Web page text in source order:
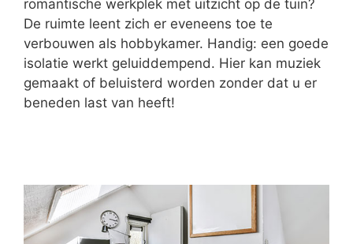
romantische werkplek met uitzicht op de tuin?
De ruimte leent zich er eveneens toe te
verbouwen als hobbykamer. Handig: een goede
isolatie werkt geluiddempend. Hier kan muziek
gemaakt of beluisterd worden zonder dat u er
beneden last van heeft!